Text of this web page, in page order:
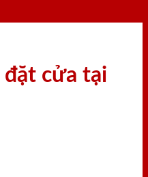
đặt cửa tại